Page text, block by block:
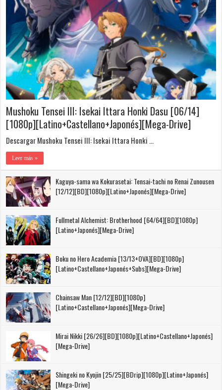
Mushoku Tensei III: Isekai Ittara Honki Dasu [06/14]
[1080p][Latino+Castellano+Japonés][Mega-Drive]
Descargar Mushoku Tensei III: Isekai Ittara Honki …
Leer más »
Kaguya-sama wa Kokurasetai: Tensai-tachi no Renai Zunousen
[12/12][BD][1080p][Latino+Japonés][Mega-Drive]
Fullmetal Alchemist: Brotherhood [64/64][BD][1080p]
[Latino+Japonés][Mega-Drive]
Boku no Hero Academia [13/13+OVA][BD][1080p]
[Latino+Castellano+Japonés+Subs][Mega-Drive]
Chainsaw Man [12/12][BD][1080p]
[Latino+Castellano+Japonés][Mega-Drive]
Mirai Nikki [26/26][BD][1080p][Latino+Castellano+Japonés]
[Mega-Drive]
Shingeki no Kyojin [25/25][BDrip][1080p][Latino+Japonés]
[Mega-Drive]